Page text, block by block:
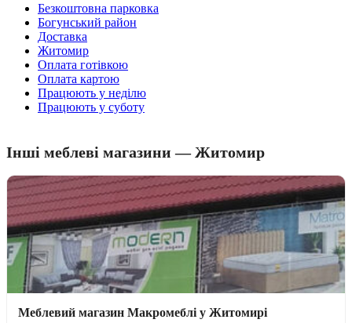
Безкоштовна парковка
Богунський район
Доставка
Житомир
Оплата готівкою
Оплата картою
Працюють у неділю
Працюють у суботу
Інші меблеві магазини — Житомир
Меблевий магазин Макромеблі у Житомирі